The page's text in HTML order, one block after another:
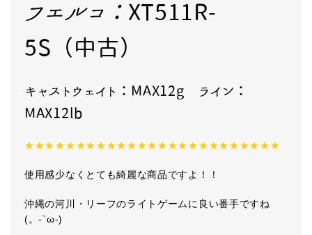
フエルコ： XT511R-
5S（中古）
キャストウェイト：MAX12g
ライン：
MAX12lb
★★★★★★★★★★★★★★★★★★★★★★★★★
使用感少なくとても綺麗な商品ですよ！！
沖縄の河川・リーフのライトゲームに良い番手ですね
(。-`ω-)